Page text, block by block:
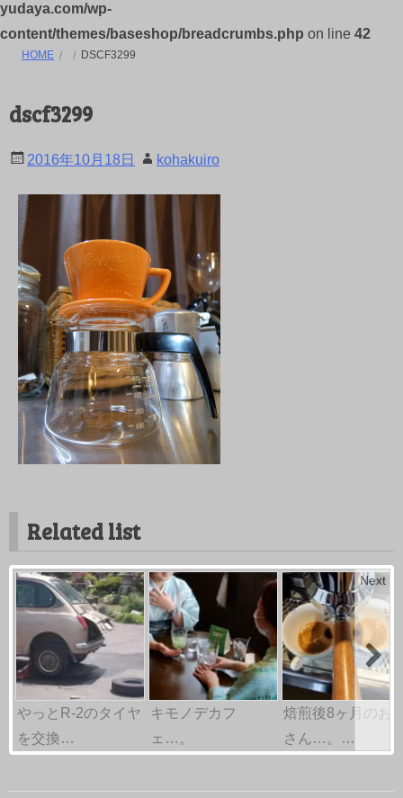
yudaya.com/wp-
content/themes/baseshop/breadcrumbs.php on line 42
HOME DSCF3299
dscf3299
2016年10月18日 kohakuiro
Related list
やっとR-2のタイヤ
を交換…
キモノデカフ
ェ…。
焙煎後8ヶ月のお
さん…。…
Next